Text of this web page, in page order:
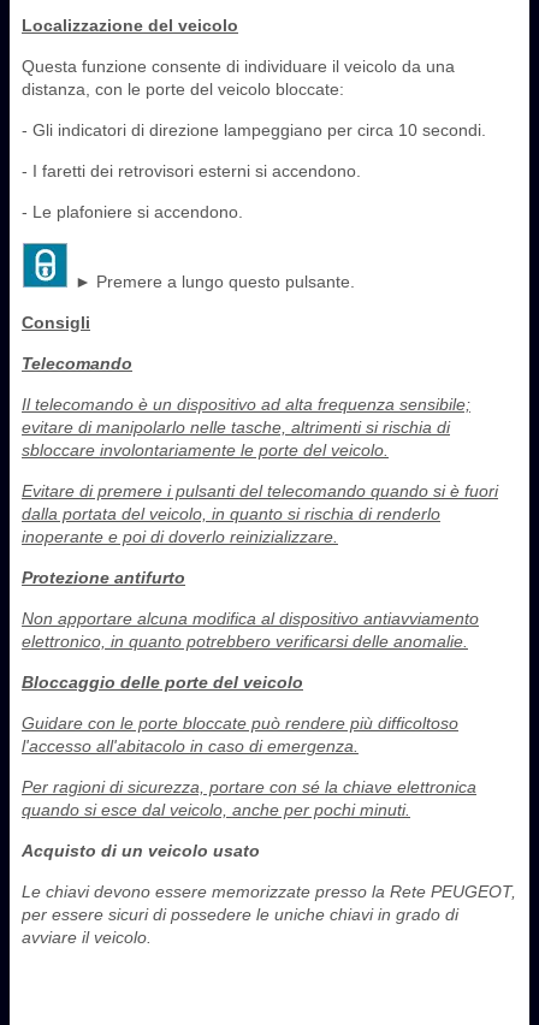
Localizzazione del veicolo
Questa funzione consente di individuare il veicolo da una
distanza, con le porte del veicolo bloccate:
- Gli indicatori di direzione lampeggiano per circa 10 secondi.
- I faretti dei retrovisori esterni si accendono.
- Le plafoniere si accendono.
► Premere a lungo questo pulsante.
Consigli
Telecomando
Il telecomando è un dispositivo ad alta frequenza sensibile;
evitare di manipolarlo nelle tasche, altrimenti si rischia di
sbloccare involontariamente le porte del veicolo.
Evitare di premere i pulsanti del telecomando quando si è fuori
dalla portata del veicolo, in quanto si rischia di renderlo
inoperante e poi di doverlo reinizializzare.
Protezione antifurto
Non apportare alcuna modifica al dispositivo antiavviamento
elettronico, in quanto potrebbero verificarsi delle anomalie.
Bloccaggio delle porte del veicolo
Guidare con le porte bloccate può rendere più difficoltoso
l'accesso all'abitacolo in caso di emergenza.
Per ragioni di sicurezza, portare con sé la chiave elettronica
quando si esce dal veicolo, anche per pochi minuti.
Acquisto di un veicolo usato
Le chiavi devono essere memorizzate presso la Rete PEUGEOT,
per essere sicuri di possedere le uniche chiavi in grado di
avviare il veicolo.